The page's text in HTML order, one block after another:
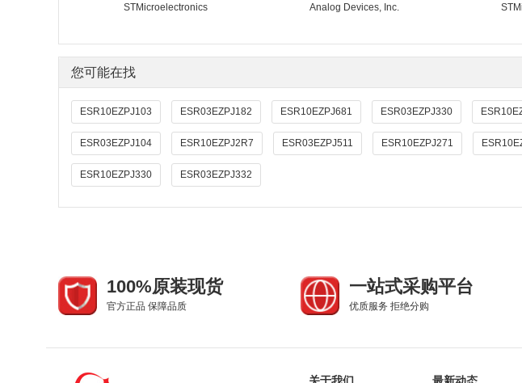
STMicroelectronics Analog Devices, Inc.
您可能在找
ESR10EZPJ103 ESR03EZPJ182 ESR10EZPJ681 ESR03EZPJ330
ESR03EZPJ104 ESR10EZPJ2R7 ESR03EZPJ511 ESR10EZPJ271
ESR10EZPJ330 ESR03EZPJ332
100%原装现货
官方正品 保障品质
一站式采购平台
优质服务 拒绝分购